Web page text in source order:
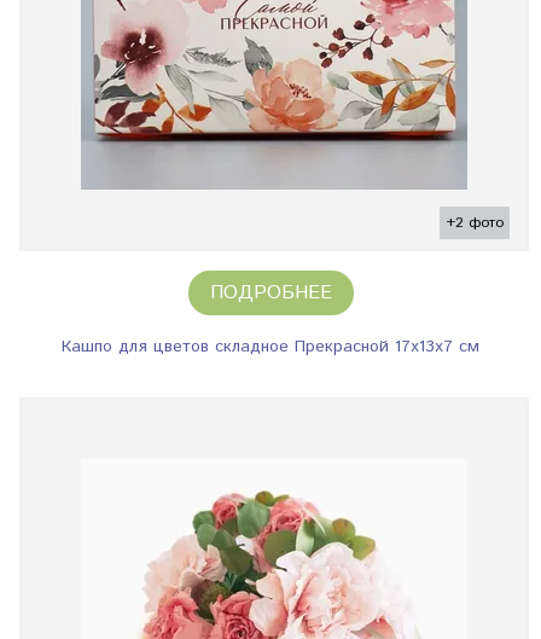
+2 фото
ПОДРОБНЕЕ
Кашпо для цветов складное Прекрасной 17х13х7 см